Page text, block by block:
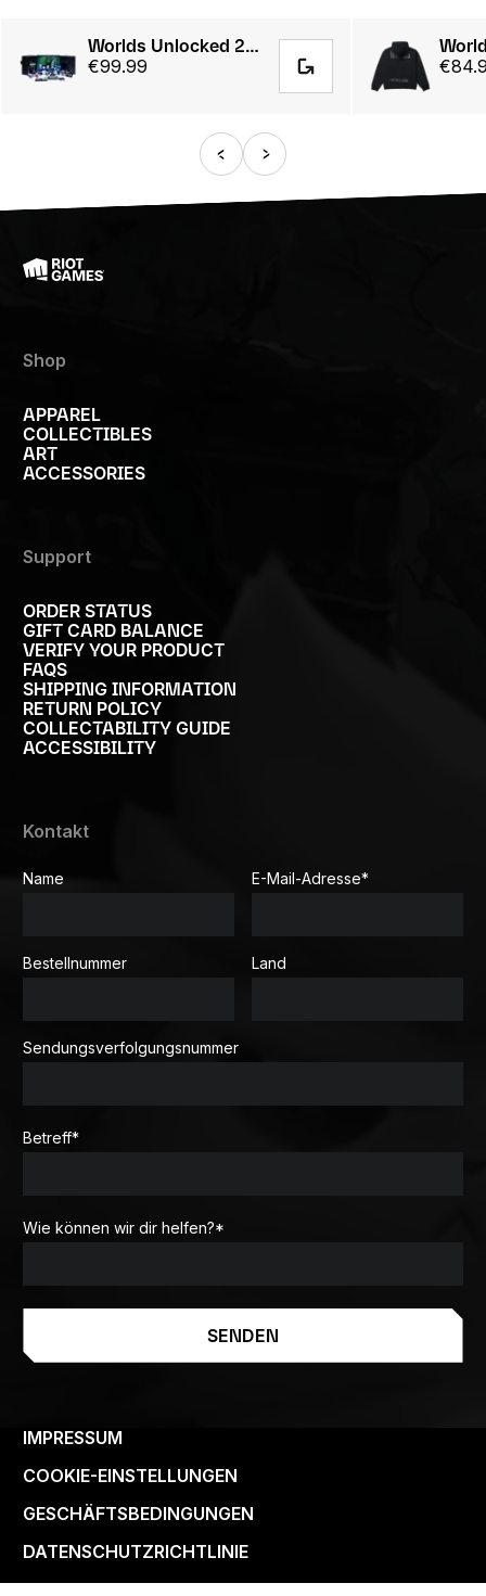
Worlds Unlocked 2025 Collector's Edition Presented by Opera GX
€99.99
Shop
APPAREL
COLLECTIBLES
ART
ACCESSORIES
Support
ORDER STATUS
GIFT CARD BALANCE
VERIFY YOUR PRODUCT
FAQS
SHIPPING INFORMATION
RETURN POLICY
COLLECTABILITY GUIDE
ACCESSIBILITY
Kontakt
Name E-Mail-Adresse*
Bestellnummer Land
Sendungsverfolgungsnummer
Betreff*
Wie können wir dir helfen?*
SENDEN
IMPRESSUM
COOKIE-EINSTELLUNGEN
GESCHÄFTSBEDINGUNGEN
DATENSCHUTZRICHTLINIE